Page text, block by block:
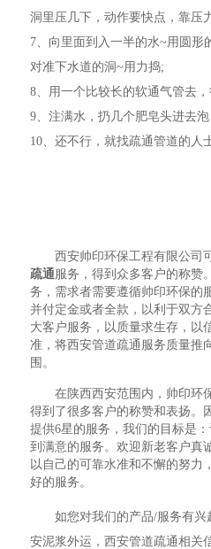
洞里压几下，动作要快点，靠压
7、向里面到入一半的水~用圆形
对准下水道的洞~用力捣;
8、用一个比较长的软通气管去
9、注满水，扔几个肥皂头进去泡
10、还不行，就找疏通管道的人
西安帅印环保工程有限公司
疏通服务，得到众多客户的称赞
务，需求者需要遵循帅印环保的
并付定金或者全款，以利于双方
大客户服务，以质量求生存，以
准，将西安管道疏通服务质量推
围。
在陕西西安范围内，帅印环
得到了很多客户的称赞和表扬。
提供6星的服务，我们的目标是
到满意的服务。欢迎新老客户真
以自己的可靠水准和不懈的努力
好的服务。
如您对我们的产品/服务有
安泥浆外运，西安管道疏通相关